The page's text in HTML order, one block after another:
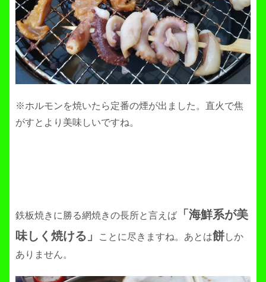
※ホルモンを焼いたら定番の煙が出ました。直火で焦
がすとより美味しいですね。
鉄板焼きに勝る網焼きの長所と言えば
「海鮮系が美
味しく焼ける」
ことに尽きますね。あとは餅しか
ありません。